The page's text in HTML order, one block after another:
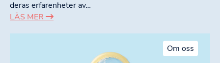
deras erfarenheter av…
LÄS MER
Om oss